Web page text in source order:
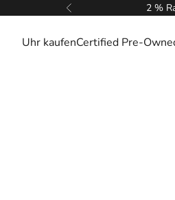
Zurück 2 %
Uhr kaufenCertified Pre-